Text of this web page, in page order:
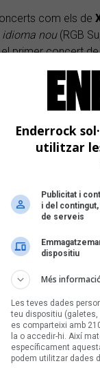
com els de
idioma nou (RGB
primer concert
Records, 2024), i
vigatà
Quimi
gratuïts a la
l'estrena del nou
2024), al
bo, lo millor(Halley
més música com
i el doble
Enderrock
utilitzar
Publicitat i
i del
de serveis
dispositiu
Més
Les teves dades
teu dispositiu
es comparteixi amb
la o accedir-hi. Així
específicament
podem utilitzar dades